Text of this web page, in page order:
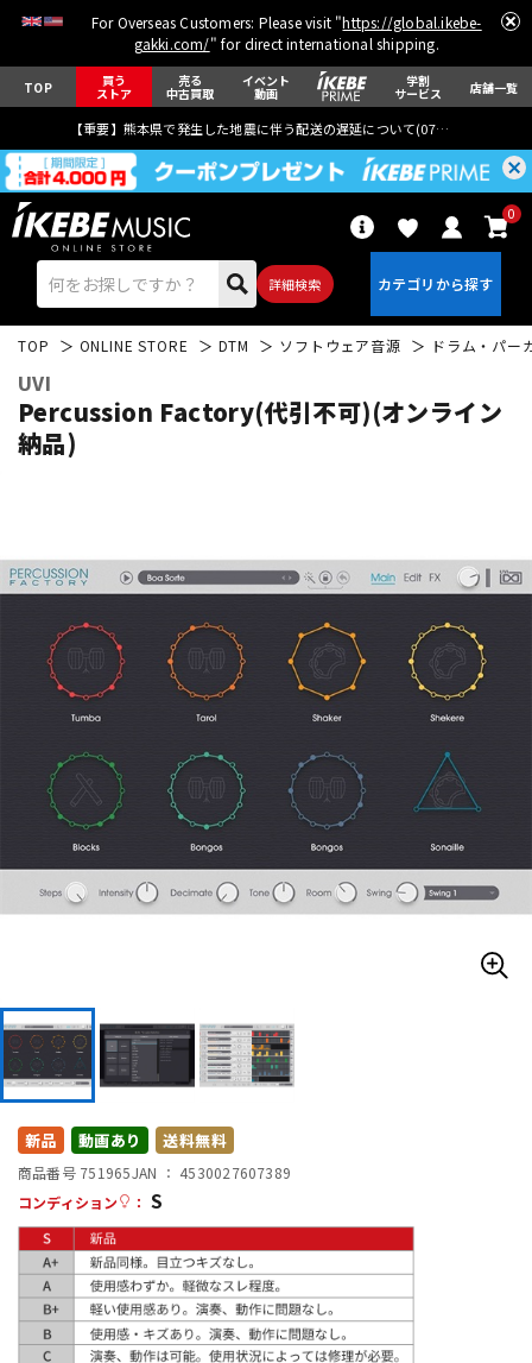
For Overseas Customers: Please visit "https://global.ikebe-
gakki.com/" for direct international shipping.
TOP 買う
ストア
売る
中古買取
イベント
動画
学割
サービス 店舗一覧
【重要】熊本県で発生した地震に伴う配送の遅延について(07月29日
詳細検索
0
ベース
ドラム パーカッション
管楽器 その他楽器
アンプ エフェクター
DTM オンライン納品
配信/ライブ機器
中古 ヴィンテージ
TOP ONLINE STORE DTM ソフトウェア音源 ドラム・パー
UVI
Percussion Factory(代引不可)(オンライン
納品)
新品 動画あり 送料無料
商品番号 751965JAN ： 4530027607389
コンディション
： S